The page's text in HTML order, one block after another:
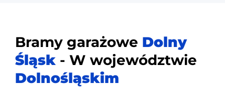
Bramy garażowe Dolny
Śląsk - W województwie
Dolnośląskim